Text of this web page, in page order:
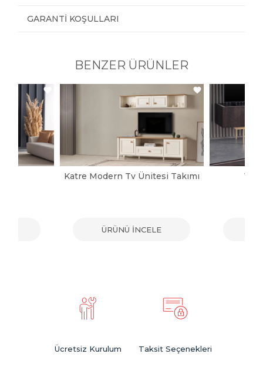
GARANTI KOŞULLARI
BENZER ÜRÜNLER
Katre Modern Tv Ünitesi Takımı
ÜRÜNÜ İNCELE
Ücretsiz Kurulum Taksit Seçenekleri